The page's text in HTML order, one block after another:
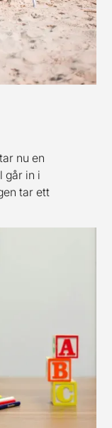
nu en
går in i
tar ett
alla kunder och
tack för ert